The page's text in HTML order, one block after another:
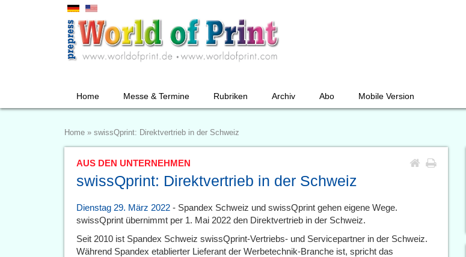
Home Messe & Termine Rubriken Archiv Abo Mobile Version
Home » swissQprint: Direktvertrieb in der Schweiz
AUS DEN UNTERNEHMEN
swissQprint: Direktvertrieb in der Schweiz
Dienstag 29. März 2022 - Spandex Schweiz und swissQprint gehen eigene Wege.
swissQprint übernimmt per 1. Mai 2022 den Direktvertrieb in der Schweiz.
Seit 2010 ist Spandex Schweiz swissQprint-Vertriebs- und Servicepartner in der Schweiz.
Während Spandex etablierter Lieferant der Werbetechnik-Branche ist, spricht das